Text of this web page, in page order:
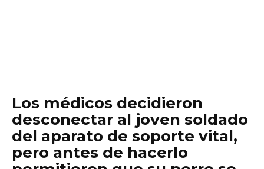
Los médicos decidieron
desconectar al joven soldado
del aparato de soporte vital,
pero antes de hacerlo